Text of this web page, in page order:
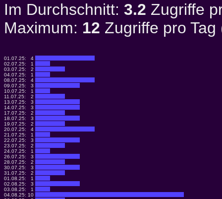
Im Durchschnitt: 3.2 Zugriffe
Maximum: 12 Zugriffe pro
01.07.25:
4
02.07.25:
1
03.07.25:
2
04.07.25:
1
08.07.25:
4
09.07.25:
3
10.07.25:
1
11.07.25:
2
13.07.25:
3
14.07.25:
3
17.07.25:
2
18.07.25:
3
19.07.25:
2
20.07.25:
4
21.07.25:
1
22.07.25:
3
23.07.25:
2
24.07.25:
1
26.07.25:
3
28.07.25:
2
30.07.25:
3
31.07.25:
2
01.08.25:
1
02.08.25:
3
03.08.25:
1
04.08.25: 10